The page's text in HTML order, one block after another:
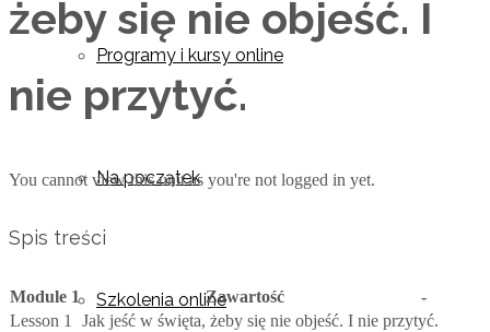
Programy i kursy online
Na początek
Szkolenia online
żeby się nie objeść. I
nie przytyć.
You cannot view this unit as you're not logged in yet.
Spis treści
Module 1 Zawartość
-
Lesson 1 Jak jeść w święta, żeby się nie objeść. I nie przytyć.